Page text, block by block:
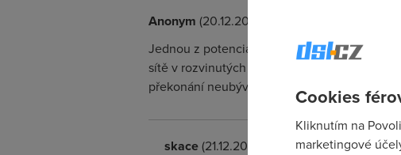
Anonym (20.12.2005 00:00:00)
Jednou z potenciálně nejrozšířenějších
sítě v rozvinutých částech světa stojí v
překonání neubývá.
skace(21.12.2005 00:23:37)
Cookies
Kliknutím na
marketingové